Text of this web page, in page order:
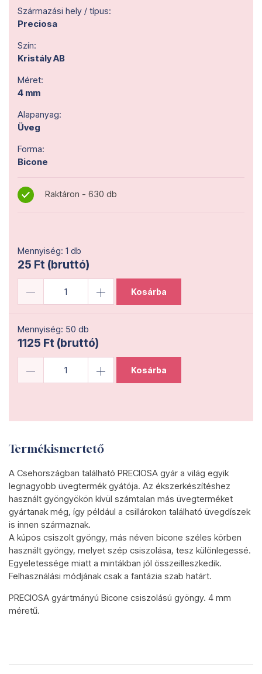
Származási hely / típus:
Preciosa
Szín:
Kristály AB
Méret:
4 mm
Alapanyag:
Üveg
Forma:
Bicone
Raktáron - 630 db
Mennyiség: 1 db
25 Ft (bruttó)
Kosárba
Mennyiség: 50 db
1125 Ft (bruttó)
Kosárba
Termékismertető
A Csehországban található PRECIOSA gyár a világ egyik
legnagyobb üvegtermék gyátója. Az ékszerkészítéshez
használt gyöngyökön kívül számtalan más üvegterméket
gyártanak még, így például a csillárokon található üvegdíszek
is innen származnak.
A kúpos csiszolt gyöngy, más néven bicone széles körben
használt gyöngy, melyet szép csiszolása, tesz különlegessé.
Egyeletessége miatt a mintákban jól összeilleszkedik.
Felhasználási módjának csak a fantázia szab határt.
PRECIOSA gyártmányú Bicone csiszolású gyöngy. 4 mm
méretű.